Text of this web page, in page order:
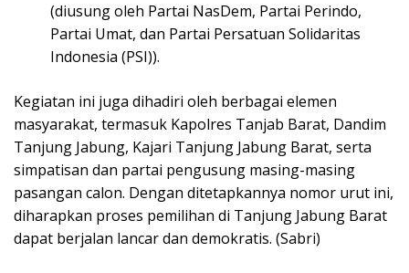
(diusung oleh Partai NasDem, Partai Perindo,
Partai Umat, dan Partai Persatuan Solidaritas
Indonesia (PSI)).
Kegiatan ini juga dihadiri oleh berbagai elemen
masyarakat, termasuk Kapolres Tanjab Barat, Dandim
Tanjung Jabung, Kajari Tanjung Jabung Barat, serta
simpatisan dan partai pengusung masing-masing
pasangan calon. Dengan ditetapkannya nomor urut ini,
diharapkan proses pemilihan di Tanjung Jabung Barat
dapat berjalan lancar dan demokratis. (Sabri)